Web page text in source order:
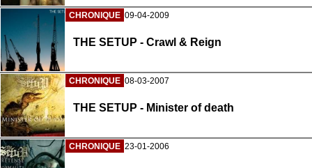
CHRONIQUE 09-04-2009
THE SETUP - Crawl & Reign
CHRONIQUE 08-03-2007
THE SETUP - Minister of death
CHRONIQUE 23-01-2006